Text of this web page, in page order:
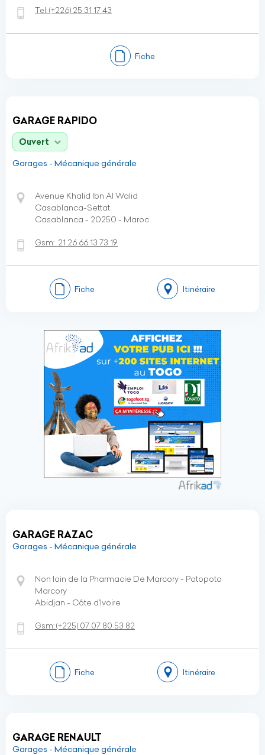
Tel:(+226) 25 31 17 43
Fiche
GARAGE RAPIDO
Ouvert
Garages - Mécanique générale
Avenue Khalid Ibn Al Walid
Casablanca-Settat
Casablanca - 20250 - Maroc
Gsm: 21 26 66 13 73 19
Fiche Itinéraire
GARAGE RAZAC
Garages - Mécanique générale
Non loin de la Pharmacie De Marcory - Potopoto
Marcory
Abidjan - Côte d’Ivoire
Gsm:(+225) 07 07 80 53 82
Fiche Itinéraire
GARAGE RENAULT
Garages - Mécanique générale